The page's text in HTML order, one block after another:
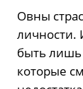
Овны
личности.
быть лишь
которые